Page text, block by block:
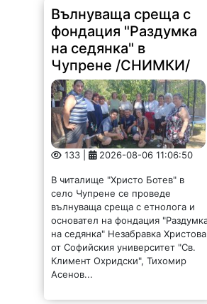
Вълнуваща среща с
фондация "Раздумка
на седянка" в
Чупрене /СНИМКИ/
133 | 2026-08-06 11:06:50
В читалище "Христо Ботев" в
село Чупрене се проведе
вълнуваща среща с етнолога и
основател на фондация "Раздумка
на седянка" Незабравка Христова
от Софийския университет "Св.
Климент Охридски", Тихомир
Асенов...